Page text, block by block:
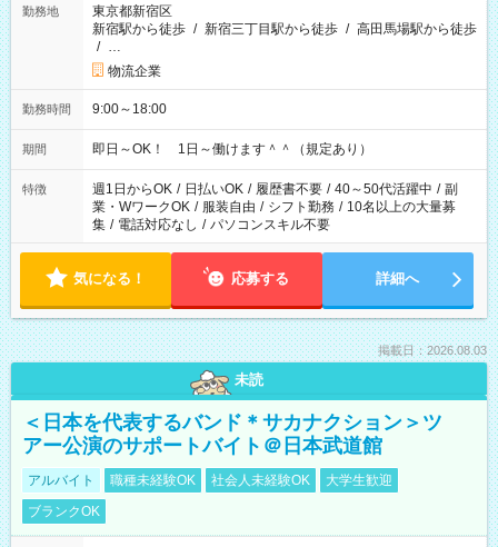
勤務地
東京都新宿区
新宿駅から徒歩 / 新宿三丁目駅から徒歩 / 高田馬場駅から徒歩
/ …
物流企業
勤務時間 9:00～18:00
期間 即日～OK！ 1日～働けます＾＾（規定あり）
特徴 週1日からOK / 日払いOK / 履歴書不要 / 40～50代活躍中 / 副
業・WワークOK / 服装自由 / シフト勤務 / 10名以上の大量募
集 / 電話対応なし / パソコンスキル不要
気になる！ 応募する 詳細へ
掲載日：2026.08.03
未読
＜日本を代表するバンド＊サカナクション＞ツ
アー公演のサポートバイト＠日本武道館
アルバイト 職種未経験OK 社会人未経験OK
大学生歓迎
ブランクOK